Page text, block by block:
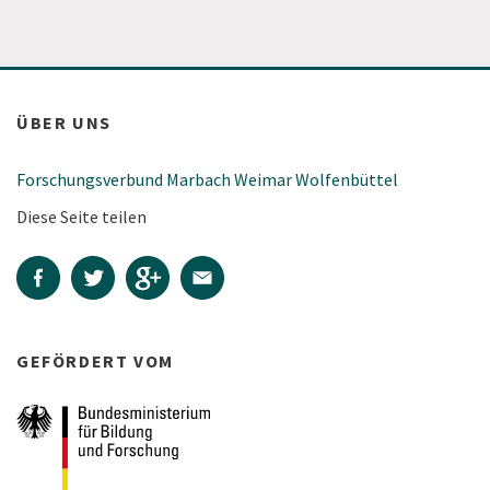
ÜBER UNS
Forschungsverbund Marbach Weimar Wolfenbüttel
Diese Seite teilen
GEFÖRDERT VOM